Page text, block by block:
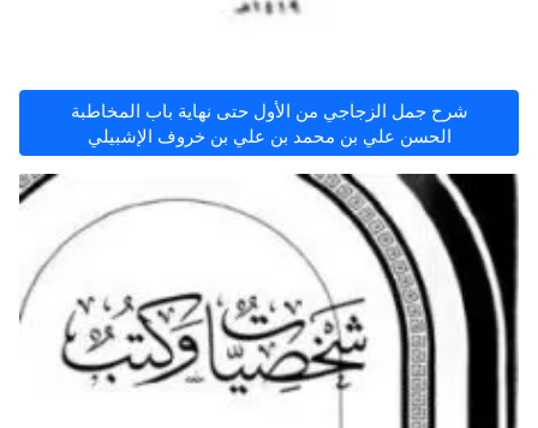
شرح جمل الزجاجي من الأول حتى نهاية باب المخاطبة
الحسن علي بن محمد بن علي بن خروف الإشبيلي